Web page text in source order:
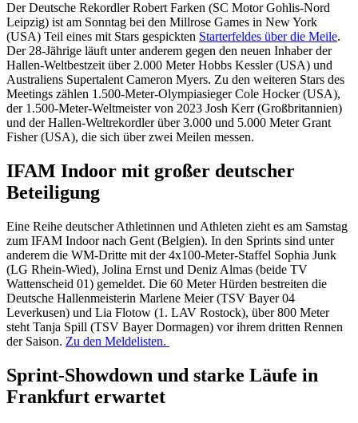
Der Deutsche Rekordler Robert Farken (SC Motor Gohlis-Nord
Leipzig) ist am Sonntag bei den Millrose Games in New York
(USA) Teil eines mit Stars gespickten Starterfeldes über die Meile.
Der 28-Jährige läuft unter anderem gegen den neuen Inhaber der
Hallen-Weltbestzeit über 2.000 Meter Hobbs Kessler (USA) und
Australiens Supertalent Cameron Myers. Zu den weiteren Stars des
Meetings zählen 1.500-Meter-Olympiasieger Cole Hocker (USA),
der 1.500-Meter-Weltmeister von 2023 Josh Kerr (Großbritannien)
und der Hallen-Weltrekordler über 3.000 und 5.000 Meter Grant
Fisher (USA), die sich über zwei Meilen messen.
IFAM Indoor mit großer deutscher
Beteiligung
Eine Reihe deutscher Athletinnen und Athleten zieht es am Samstag
zum IFAM Indoor nach Gent (Belgien). In den Sprints sind unter
anderem die WM-Dritte mit der 4x100-Meter-Staffel Sophia Junk
(LG Rhein-Wied), Jolina Ernst und Deniz Almas (beide TV
Wattenscheid 01) gemeldet. Die 60 Meter Hürden bestreiten die
Deutsche Hallenmeisterin Marlene Meier (TSV Bayer 04
Leverkusen) und Lia Flotow (1. LAV Rostock), über 800 Meter
steht Tanja Spill (TSV Bayer Dormagen) vor ihrem dritten Rennen
der Saison. Zu den Meldelisten.
Sprint-Showdown und starke Läufe in
Frankfurt erwartet